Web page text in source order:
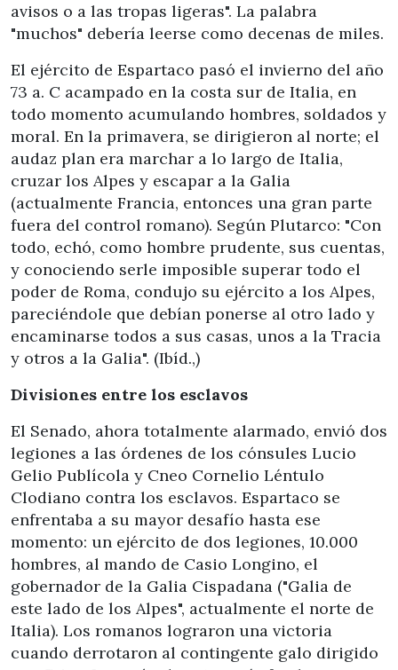
avisos o a las tropas ligeras". La palabra
"muchos" debería leerse como decenas de miles.
El ejército de Espartaco pasó el invierno del año
73 a. C acampado en la costa sur de Italia, en
todo momento acumulando hombres, soldados y
moral. En la primavera, se dirigieron al norte; el
audaz plan era marchar a lo largo de Italia,
cruzar los Alpes y escapar a la Galia
(actualmente Francia, entonces una gran parte
fuera del control romano). Según Plutarco: "Con
todo, echó, como hombre prudente, sus cuentas,
y conociendo serle imposible superar todo el
poder de Roma, condujo su ejército a los Alpes,
pareciéndole que debían ponerse al otro lado y
encaminarse todos a sus casas, unos a la Tracia
y otros a la Galia". (Ibíd.,)
Divisiones entre los esclavos
El Senado, ahora totalmente alarmado, envió dos
legiones a las órdenes de los cónsules Lucio
Gelio Publícola y Cneo Cornelio Léntulo
Clodiano contra los esclavos. Espartaco se
enfrentaba a su mayor desafío hasta ese
momento: un ejército de dos legiones, 10.000
hombres, al mando de Casio Longino, el
gobernador de la Galia Cispadana ("Galia de
este lado de los Alpes", actualmente el norte de
Italia). Los romanos lograron una victoria
cuando derrotaron al contingente galo dirigido